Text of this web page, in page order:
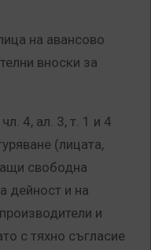
на авансово
вноски за
4, ал. 3, т. 1 и 4
(лицата,
свободна
дейност и на
и
с тяхно съгласие